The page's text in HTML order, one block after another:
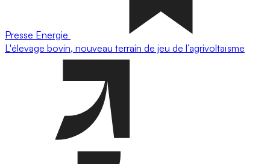
Presse Energie
L'élevage bovin, nouveau terrain de jeu de l’agrivoltaïsme